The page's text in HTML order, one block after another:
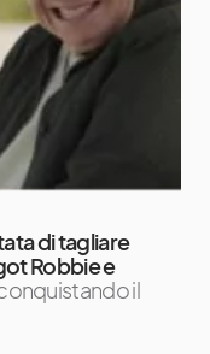
di tagliare
Robbie e
il